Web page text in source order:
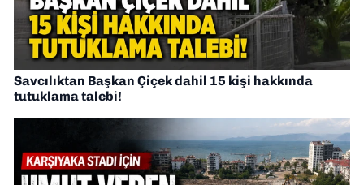
Savcılıktan Başkan Çiçek dahil 15 kişi hakkında
tutuklama talebi!